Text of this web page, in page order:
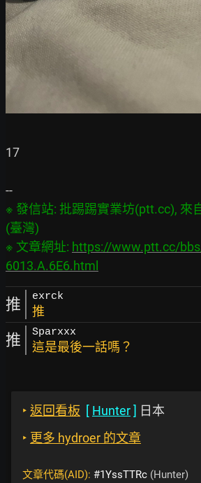
17
※ 發信站: 批踢踢實業坊(ptt.cc), 來
(臺灣)
※ 文章網址: https://www.ptt.cc/
6013.A.6E6.html
推 exrck
推
推 Sparxxx
這是最後一話嗎？
‣ 返回看板 [ Hunter] 日本
‣ 更多 hydroer 的文章
文章代碼(AID): #1YssTTRc (Hunter)